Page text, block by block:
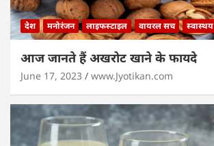
देश मनोरंजन लाइफस्टाइल वायरल सच स्वास्थय
आज जानते हैं अखरोट खाने के फायदे
June 17, 2023 www.Jyotikan.com